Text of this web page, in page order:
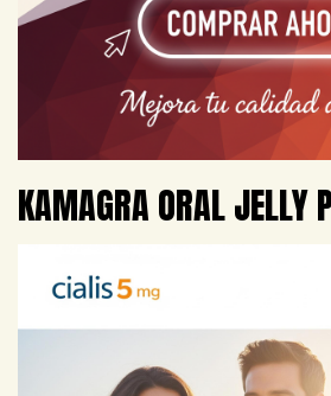
KAMAGRA ORAL JELLY